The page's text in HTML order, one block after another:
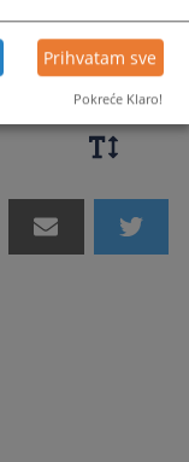
Prihvatam sve
Pokreće Klaro!